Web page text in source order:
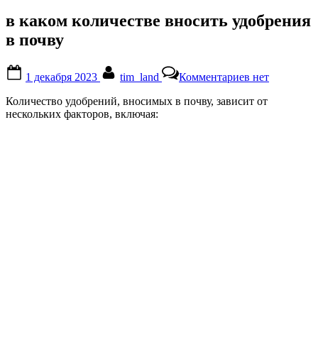
в каком количестве вносить удобрения
в почву
on
1 декабря 2023 tim_land Комментариевзаписи
каком
нет
Количество удобрений, вносимых в почву, зависит от
нескольких факторов, включая: